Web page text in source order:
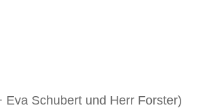
Schubert und Herr Forster)